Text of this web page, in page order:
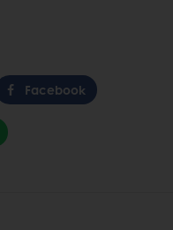
Facebook